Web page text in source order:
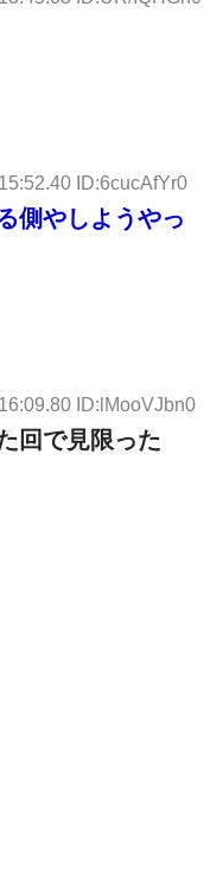
ID:6cucAfYr0
側やしようやっ
ID:lMooVJbn0
回で見限った